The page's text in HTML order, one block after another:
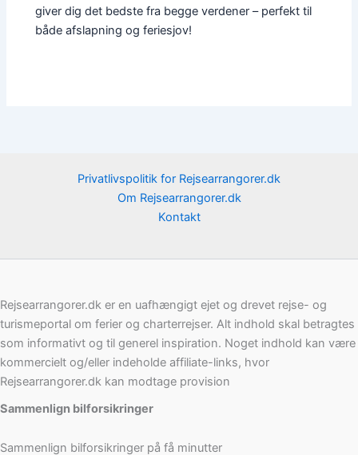
giver dig det bedste fra begge verdener – perfekt til
både afslapning og feriesjov!
Privatlivspolitik for Rejsearrangorer.dk
Om Rejsearrangorer.dk
Kontakt
Rejsearrangorer.dk er en uafhængigt ejet og drevet rejse- og
turismeportal om ferier og charterrejser. Alt indhold skal betragtes
som informativt og til generel inspiration. Noget indhold kan være
kommercielt og/eller indeholde affiliate-links, hvor
Rejsearrangorer.dk kan modtage provision
Sammenlign bilforsikringer
Sammenlign bilforsikringer på få minutter